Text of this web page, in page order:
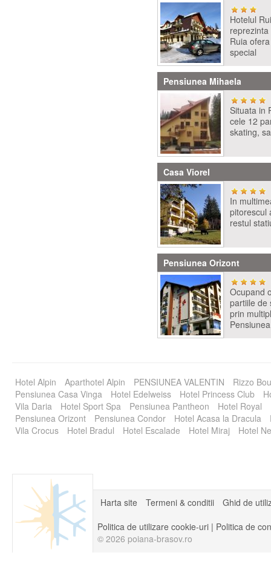
Hotelul
Ruia
special
Pensiunea Mihaela
Situata in
cele 12
skating,
Casa Viorel
In
pitorescul
restul
Pensiunea Orizont
Ocupand
partiile de
prin
Pensiunea
Hotel Alpin Aparthotel Alpin PENSIUNEA VALENTIN
Rizzo
Pensiunea Casa Vinga
Hotel Edelweiss Hotel Princess Club
Vila Daria
Hotel Sport Spa Pensiunea Pantheon Hotel Royal
Pensiunea Orizont
Pensiunea Condor Hotel Acasa la Dracula
Vila Crocus
Hotel Bradul Hotel Escalade Hotel Miraj Hotel
Harta site Termeni & conditii
Ghid de
Politica de utilizare cookie-uri | Politica de
© 2026 poiana-brasov.ro